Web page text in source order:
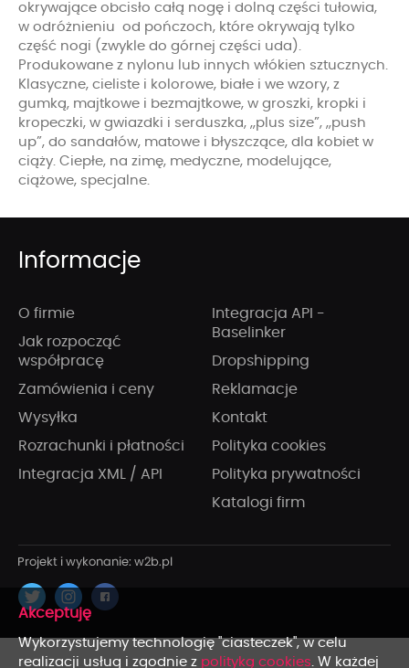
okrywające obcisło całą nogę i dolną części tułowia,
w odróżnieniu od pończoch, które okrywają tylko
część nogi (zwykle do górnej części uda).
Produkowane z nylonu lub innych włókien sztucznych.
Klasyczne, cieliste i kolorowe, białe i we wzory, z
gumką, majtkowe i bezmajtkowe, w groszki, kropki i
kropeczki, w gwiazdki i serduszka, „plus size”, „push
up”, do sandałów, matowe i błyszczące, dla kobiet w
ciąży. Ciepłe, na zimę, medyczne, modelujące,
ciążowe, specjalne.
Informacje
O firmie
Jak rozpocząć
współpracę
Zamówienia i ceny
Wysyłka
Rozrachunki i płatności
Integracja XML / API
Integracja API -
Baselinker
Dropshipping
Reklamacje
Kontakt
Polityka cookies
Polityka prywatności
Katalogi firm
x
Wykorzystujemy technologię "ciasteczek", w celu
realizacji usług i zgodnie z polityką cookies. W każdej